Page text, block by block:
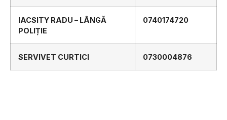
IACSITY RADU – LÂNGĂ
POLIȚIE
0740174720
SERVIVET CURTICI 0730004876